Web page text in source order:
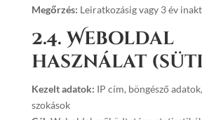
Megőrzés: Leiratkozásig vagy 3 év
2.4. Weboldal
használat
Kezelt adatok: IP cím, böngésző
szokások